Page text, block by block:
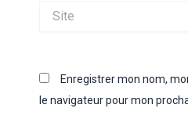
Enregistrer mon nom,
le navigateur pour mon